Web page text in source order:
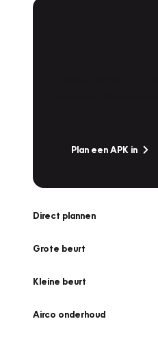
Plan een APK in
Direct plannen
Grote beurt
Kleine beurt
Airco onderhoud